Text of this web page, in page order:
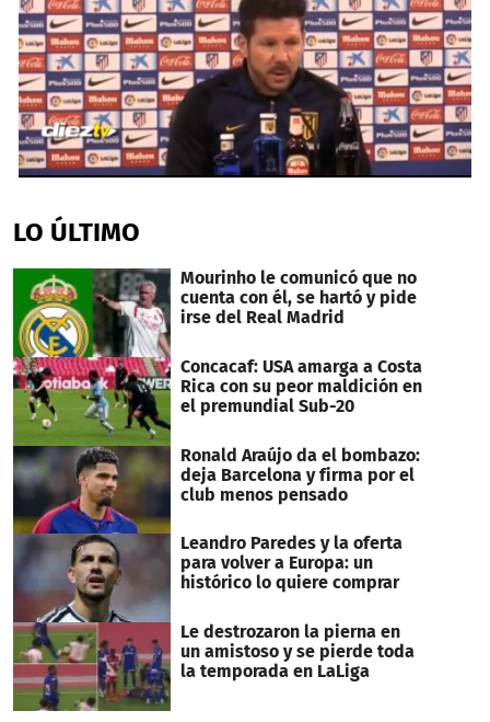
of
31
LO ÚLTIMO
Mourinho le comunicó que no
cuenta con él, se hartó y pide
irse del Real Madrid
Concacaf: USA amarga a Costa
Rica con su peor maldición en
el premundial Sub-20
Ronald Araújo da el bombazo:
deja Barcelona y firma por el
club menos pensado
Leandro Paredes y la oferta
para volver a Europa: un
histórico lo quiere comprar
Le destrozaron la pierna en
un amistoso y se pierde toda
la temporada en LaLiga